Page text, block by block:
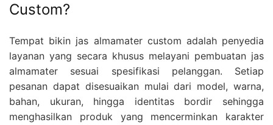
Custom?
Tempat bikin jas almamater custom adalah penyedia
layanan yang secara khusus melayani pembuatan jas
almamater sesuai spesifikasi pelanggan. Setiap
pesanan dapat disesuaikan mulai dari model, warna,
bahan, ukuran, hingga identitas bordir sehingga
menghasilkan produk yang mencerminkan karakter